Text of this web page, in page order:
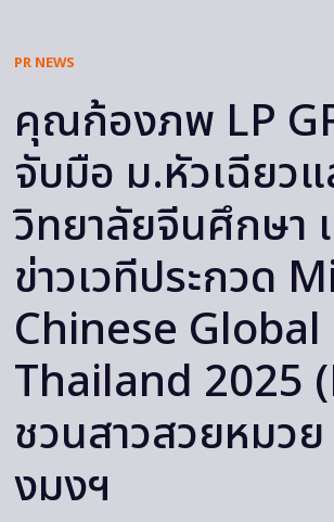
PR NEWS
คุณก้องภพ LP
จับมือ ม.หัวเฉียวแ
วิทยาลัยจีนศึกษา
ข่าวเวทีประกวด
Chinese Global
Thailand 2025
ชวนสาวสวยหมว
งมงฯ